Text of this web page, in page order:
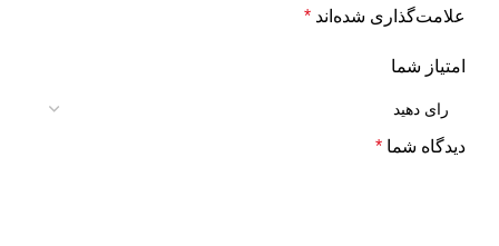
علامت‌گذاری شده‌اند *
امتیاز شما
دیدگاه شما *